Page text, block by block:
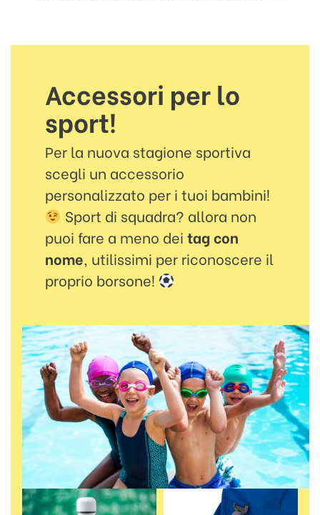
Accessori per lo
sport!
Per la nuova stagione sportiva
scegli un accessorio
personalizzato per i tuoi bambini!
Sport di squadra? allora non
puoi fare a meno dei tag con
nome , utilissimi per riconoscere il
proprio borsone!